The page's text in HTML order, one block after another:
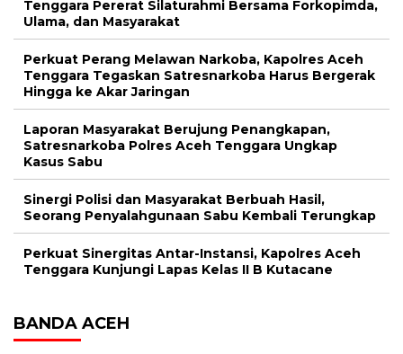
Tenggara Pererat Silaturahmi Bersama Forkopimda,
Ulama, dan Masyarakat
Perkuat Perang Melawan Narkoba, Kapolres Aceh
Tenggara Tegaskan Satresnarkoba Harus Bergerak
Hingga ke Akar Jaringan
Laporan Masyarakat Berujung Penangkapan,
Satresnarkoba Polres Aceh Tenggara Ungkap
Kasus Sabu
Sinergi Polisi dan Masyarakat Berbuah Hasil,
Seorang Penyalahgunaan Sabu Kembali Terungkap
Perkuat Sinergitas Antar-Instansi, Kapolres Aceh
Tenggara Kunjungi Lapas Kelas II B Kutacane
BANDA ACEH